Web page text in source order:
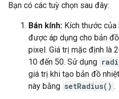
Bạn có các tuỳ chọn sau đây:
Bán kính: Kích thước của
được áp dụng cho bản
pixel. Giá trị mặc định là
10 đến 50. Sử dụng
giá trị khi tạo bản đồ
này bằng setRadius() .